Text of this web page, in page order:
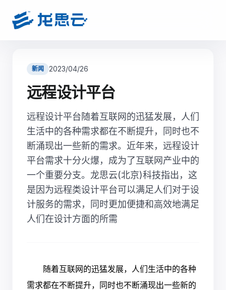
新闻 2023/04/26
远程设计平台
远程设计平台随着互联网的迅猛发展，人们
生活中的各种需求都在不断提升，同时也不
断涌现出一些新的需求。近年来，远程设计
平台需求十分火爆，成为了互联网产业中的
一个重要分支。龙思云(北京)科技指出，这
是因为远程类设计平台可以满足人们对于设
计服务的需求，同时更加便捷和高效地满足
人们在设计方面的所需
随着互联网的迅猛发展，人们生活中的各种
需求都在不断提升，同时也不断涌现出一些新的